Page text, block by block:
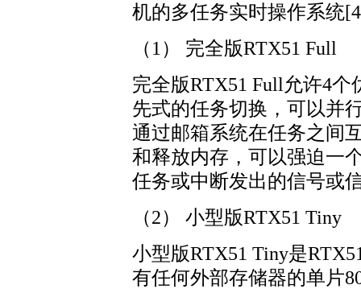
机的多任务实时操作系统
（1） 完全版RTX51 Full
完全版RTX51 Full允许4
先式的任务切换，可以并
通过邮箱系统在任务之间
和释放内存，可以强迫一
任务或中断发出的信号或
（2） 小型版RTX51 Tiny
小型版RTX51 Tiny是
有任何外部存储器的单片